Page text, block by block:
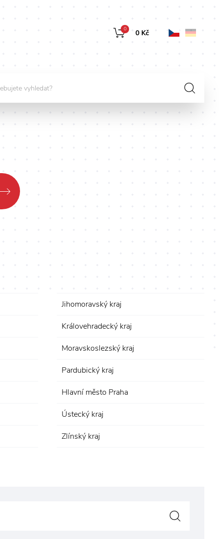
0 Kč
0
Jihomoravský kraj
Královehradecký kraj
Moravskoslezský kraj
Pardubický kraj
Hlavní město Praha
Ústecký kraj
Zlínský kraj